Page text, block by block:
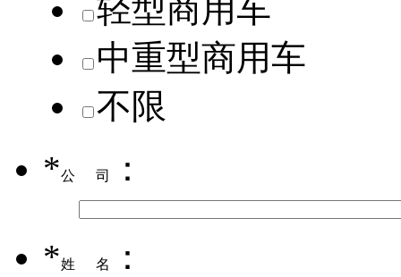
轻型商用车
中重型商用车
不限
*公司 ：
*姓名 ：